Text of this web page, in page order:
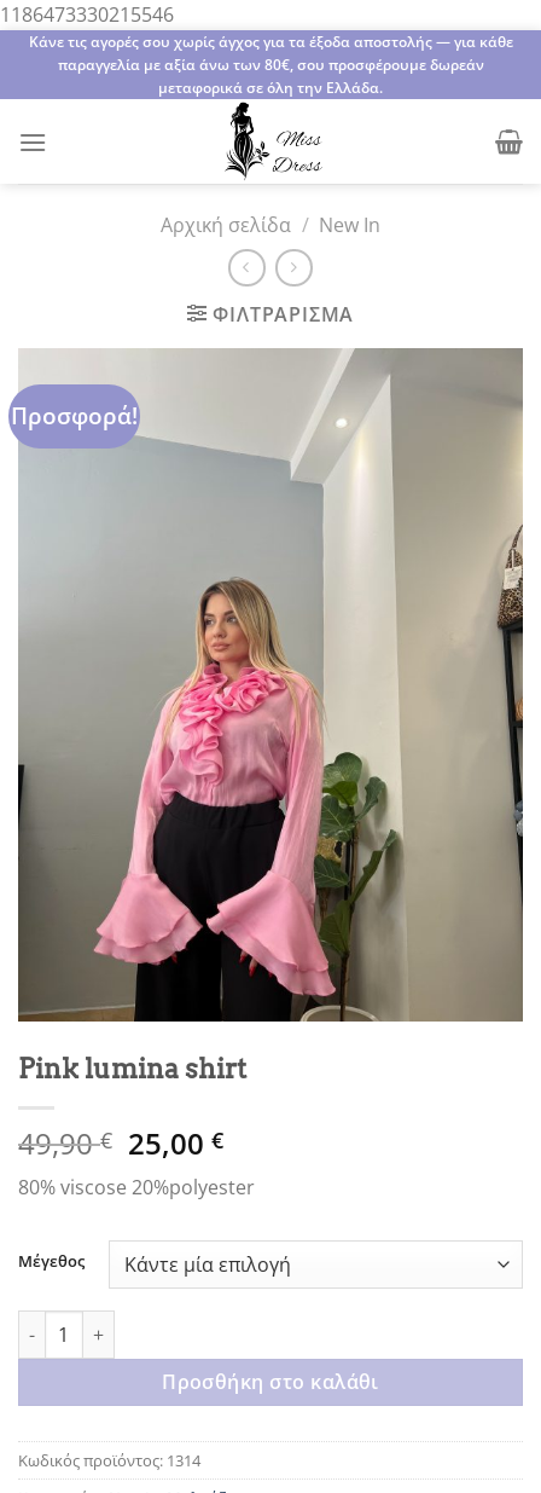
1186473330215546Μετάβαση
στο
περιεχόμενο
Κάνε τις αγορές σου χωρίς άγχος για τα έξοδα αποστολής — για κάθε
παραγγελία με αξία άνω των 80€, σου προσφέρουμε δωρεάν
μεταφορικά σε όλη την Ελλάδα.
Αρχική σελίδα / New In
ΦΙΛΤΡΆΡΙΣΜΑ
Προσφορά!
Pink lumina shirt
49,90€ Original
price
was:
25,00€Η
τρέχουσα
τιμή
25,00 €.
80% viscose 20%polyester
Μέγεθος
Pink lumina shirt ποσότητα
Προσθήκη στο καλάθι
Κωδικός προϊόντος: 1314